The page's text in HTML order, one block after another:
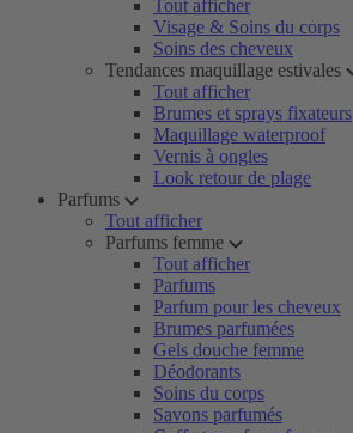
Tout afficher
Visage & Soins du corps
Soins des cheveux
Tendances maquillage estivales
Tout afficher
Brumes et sprays fixateurs
Maquillage waterproof
Vernis à ongles
Look retour de plage
Parfums
Tout afficher
Parfums femme
Tout afficher
Parfums
Parfum pour les cheveux
Brumes parfumées
Gels douche femme
Déodorants
Soins du corps
Savons parfumés